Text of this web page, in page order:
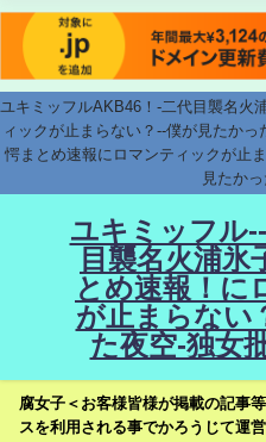
ユキミッフルAKB46！-二代目襲名火
ィックが止まらない？--僕が見たか
愕まとめ速報にロマンティックが止
見たか
ユキミッフル
目襲名火浦氷
とめ速報！に
が止まらない
た夜空-独女
腐女子＜お客様皆様が掲載の記事
スを利用される事でかろうじて運